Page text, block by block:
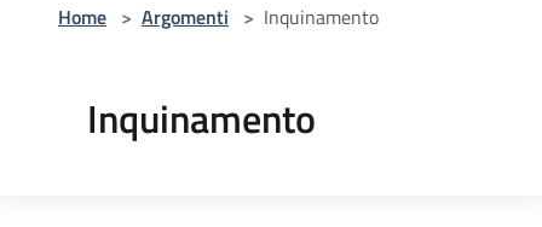
Home > Argomenti > Inquinamento
Inquinamento